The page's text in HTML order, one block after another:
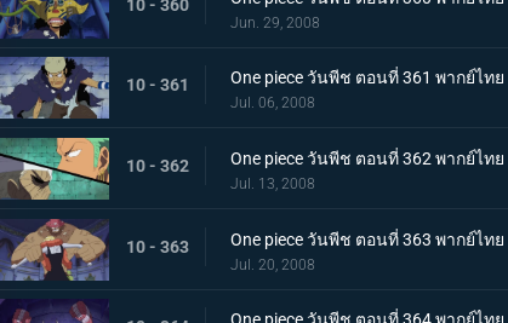
10 - 360
Jun. 29, 2008
10 - 361 One piece วันพีช ตอนที่ 361 พากย์ไ
Jul. 06, 2008
10 - 362 One piece วันพีช ตอนที่ 362 พากย์ไ
Jul. 13, 2008
10 - 363 One piece วันพีช ตอนที่ 363 พากย์ไ
Jul. 20, 2008